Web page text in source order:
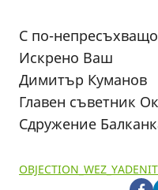
С по-
Искрено Ваш
Димитър Куманов
Главен съветник
Сдружение